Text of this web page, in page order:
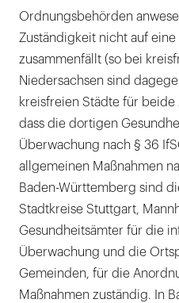
Ordnungsbehörden
Zuständigkeit nicht auf
zusammenfällt (so bei
Niedersachsen sind
kreisfreien Städte für beide
dass die dortigen
Überwachung nach § 36
allgemeinen Maßnahmen
Baden-Württemberg sind
Stadtkreise Stuttgart,
Gesundheitsämter für die
Überwachung und die
Gemeinden, für die
Maßnahmen zuständig. In